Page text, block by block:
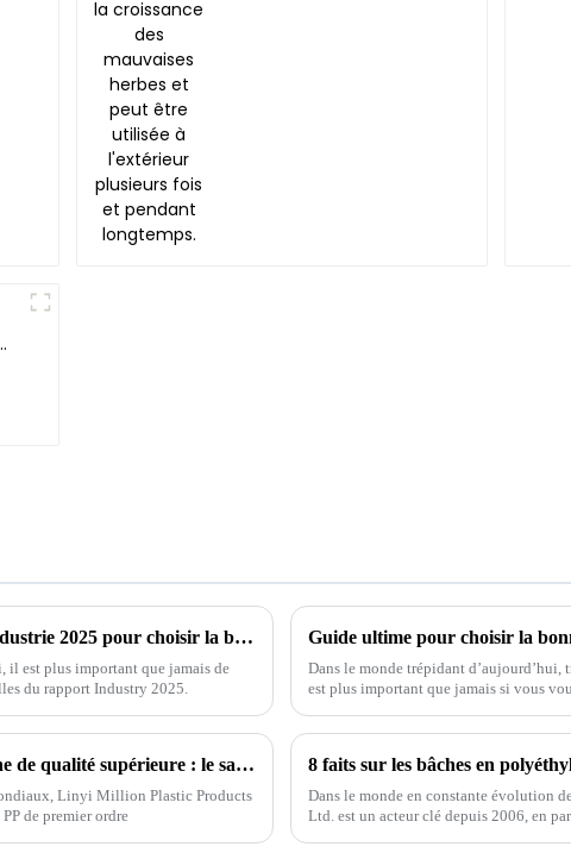
Comment tirer parti des tendances de l'industrie 2025 pour choisir la bâche en plastique la mieux adaptée à vos besoins
il est plus important que jamais de
du rapport Industry 2025.
Dans le monde trépidant
est plus important que jamais si vous
Achat mondial de bâches en polypropylène de qualité supérieure : le savoir-faire chinois au service des marchés axés sur la qualité
Linyi Million Plastic Products
de premier ordre
Dans le monde en constante évolution
Ltd. est un acteur clé depuis 2006, en